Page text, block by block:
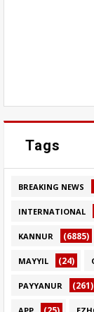
Tags
BREAKING NEWS
INTERNATIONAL
KANNUR (6885)
MAYYIL (24)
PAYYANUR (261)